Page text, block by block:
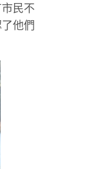
民不
他們